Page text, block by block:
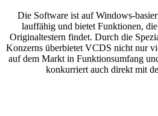
Die Software ist auf Windows-
lauffähig und bietet Funktionen,
Originaltestern findet. Durch die
Konzerns überbietet VCDS nicht nur
auf dem Markt in Funktionsumfang
konkurriert auch direkt mit